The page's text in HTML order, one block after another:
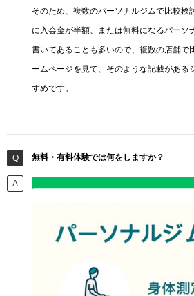
そのため、複数のパーソナルジムで比較検
に入会金が半額、または無料になるパーソ
書いてあることも多いので、複数の店舗で
ームページを見て、そのような記載がある
すめです。
無料・有料体験では何をしますか？